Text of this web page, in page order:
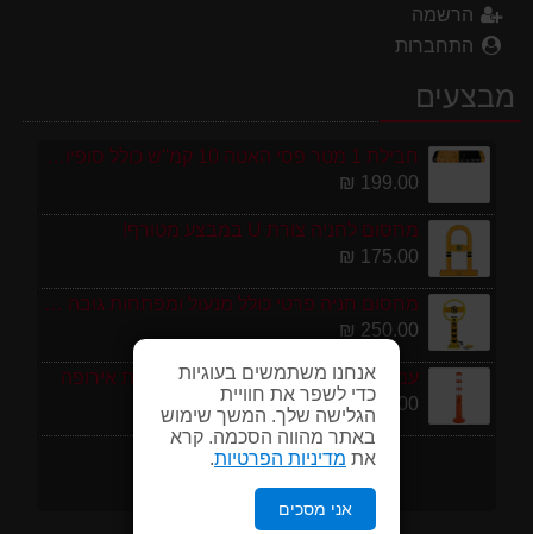
אנחנו משתמשים בעוגיות
כדי לשפר את חוויית
הגלישה שלך. המשך שימוש
באתר מהווה הסכמה. קרא
את מדיניות הפרטיות.
אני מסכים
הרשמה
התחברות
מבצעים
חבילת 1 מטר פסי האטה 10 קמ''ש כולל סופיות מפלסטיק
199.00 ₪
מחסום לחניה צורת U במבצע מטורף!
175.00 ₪
מחסום חניה פרטי כולל מנעול ומפתחות גובה 70 ס"מ
250.00 ₪
עמוד סימון גמיש 75 ס''מ ECO תוצרת אירופה
95.00 ₪